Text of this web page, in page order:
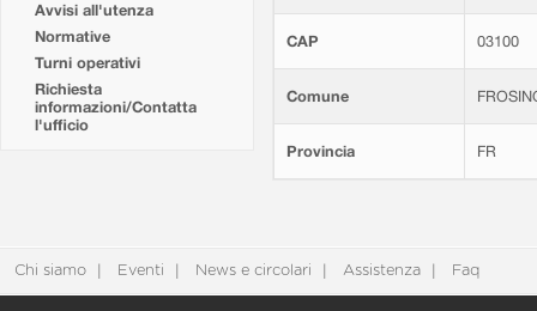
Avvisi all'utenza
Normative
Turni operativi
Richiesta
informazioni/Contatta
l'ufficio
CAP 03100
Comune
Provincia FR
Chi siamo Eventi News e circolari Assistenza Faq